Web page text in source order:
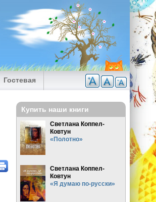
Гостевая
Купить наши книги
Светлана Коппел-
Ковтун
«Полотно»
Светлана Коппел-
Ковтун
«Я думаю по-русски»